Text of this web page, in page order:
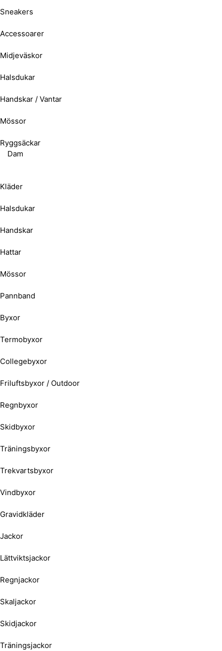
Sneakers
Accessoarer
Midjeväskor
Halsdukar
Handskar / Vantar
Mössor
Ryggsäckar
Dam
Kläder
Halsdukar
Handskar
Hattar
Mössor
Pannband
Byxor
Termobyxor
Collegebyxor
Friluftsbyxor / Outdoor
Regnbyxor
Skidbyxor
Träningsbyxor
Trekvartsbyxor
Vindbyxor
Gravidkläder
Jackor
Lättviktsjackor
Regnjackor
Skaljackor
Skidjackor
Träningsjackor